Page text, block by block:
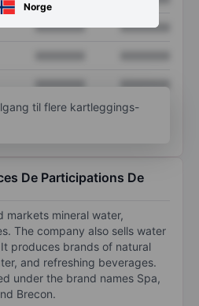
Norge
XXXXXXX XXXXXXX
XXXXXXX
XXXXXXX
til flere kartleggings-
De Participations De
markets mineral water,
The company also sells water
produces brands of natural
and refreshing beverages.
under the brand names Spa,
Brecon.